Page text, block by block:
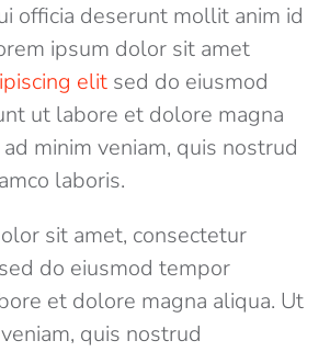
officia deserunt mollit anim id
ipsum dolor sit amet
elit sed do eiusmod
ut labore et dolore magna
minim veniam, quis nostrud
laboris.
sit amet, consectetur
do eiusmod tempor
et dolore magna aliqua. Ut
quis nostrud